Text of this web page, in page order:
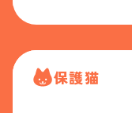
保護猫